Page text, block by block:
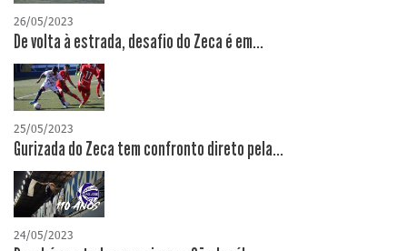
26/05/2023
De volta à estrada, desafio do Zeca é em...
25/05/2023
Gurizada do Zeca tem confronto direto pela...
24/05/2023